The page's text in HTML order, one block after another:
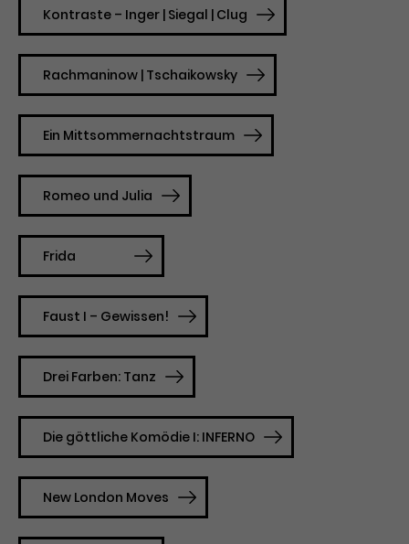
Kontraste – Inger | Siegal | Clug
Rachmaninow | Tschaikowsky
Ein Mittsommernachtstraum
Romeo und Julia
Frida
Faust I – Gewissen!
Drei Farben: Tanz
Die göttliche Komödie I: INFERNO
New London Moves